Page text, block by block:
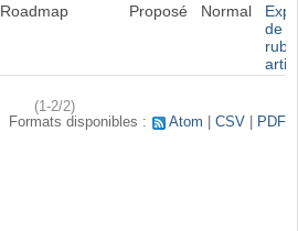
Roadmap Proposé Normal
de
(1-2/2)
Formats disponibles :
Atom CSV PDF